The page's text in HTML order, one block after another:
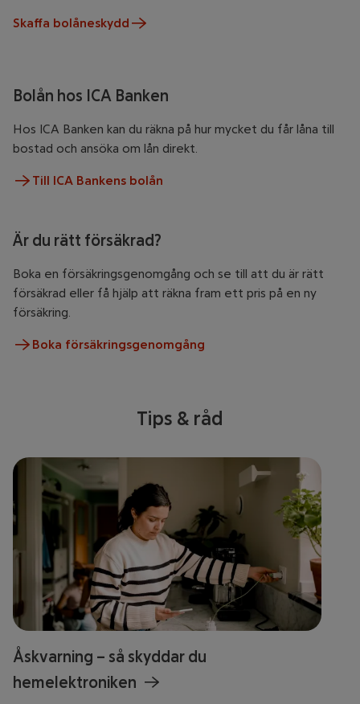
Skaffa bolåneskydd
Bolån hos ICA Banken
Hos ICA Banken kan du räkna på hur mycket du får låna till
bostad och ansöka om lån direkt.
Till ICA Bankens bolån
Är du rätt försäkrad?
Boka en försäkringsgenomgång och se till att du är rätt
försäkrad eller få hjälp att räkna fram ett pris på en ny
försäkring.
Boka försäkringsgenomgång
Tips & råd
Åskvarning – så skyddar du
hemelektroniken